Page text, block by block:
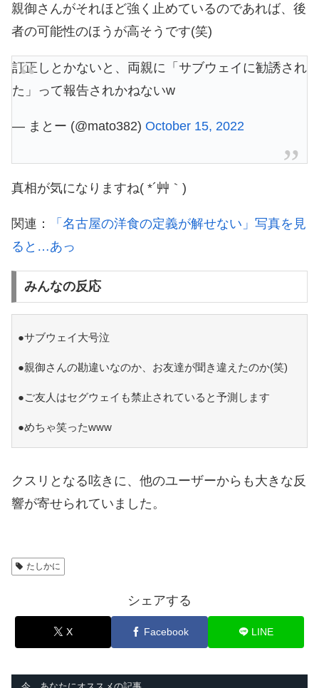
親御さんがそれほど強く止めているのであれば、後
者の可能性のほうが高そうです(笑)
訂正しとかないと、両親に「サブウェイに勧誘され
た」って報告されかねないw
— まとー (@mato382) October 15, 2022
真相が気になりますね( *´艸｀)
関連：
「名古屋の洋食の定義が解せない」写真を見
ると…あっ
みんなの反応
●サブウェイ大号泣
●親御さんの勘違いなのか、お友達が聞き違えたのか(笑)
●ご友人はセグウェイも禁止されていると予測します
●めちゃ笑ったwww
クスリとなる呟きに、他のユーザーからも大きな反
響が寄せられていました。
たしかに
シェアする
X Facebook LINE